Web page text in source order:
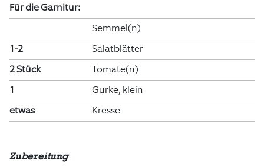
Für die Garnitur:
Semmel(n)
1-2
Salatblätter
2 Stück
Tomate(n)
1
Gurke, klein
etwas
Kresse
Zubereitung